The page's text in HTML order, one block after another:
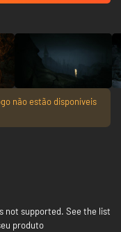
não estão disponíveis
not supported. See the list
produto